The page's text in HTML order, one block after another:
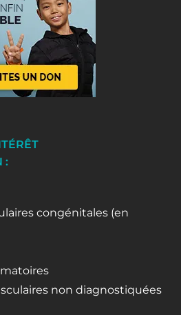
:
congénitales (en
non diagnostiquées